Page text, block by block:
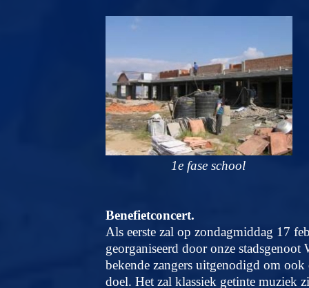
1e fase school
Benefietconcert.
Als eerste zal op zondagmiddag 17
georganiseerd door onze
bekende zangers uitgenodigd om
doel. Het zal klassiek getinte muziek